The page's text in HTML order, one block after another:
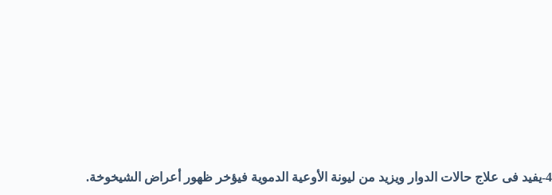
4-يفيد فى علاج حالات الدوار ويزيد من ليونة الأوعية الدموية فيؤخر ظهور أعراض الشيخوخة.